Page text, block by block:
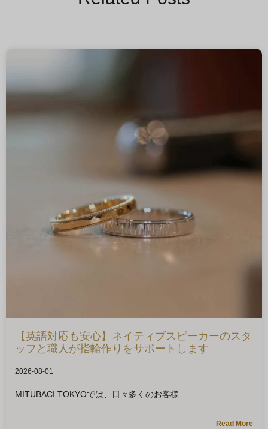
【英語対応も安心】ネイティブスピーカーのスタ
ッフと職人が指輪作りをサポートします
2026-08-01
MITUBACI TOKYOでは、日々多くのお客様
Read More